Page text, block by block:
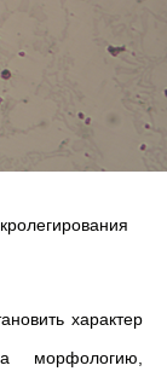
характер
морфологию,